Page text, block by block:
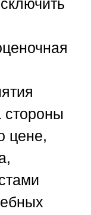
стороны
цене,